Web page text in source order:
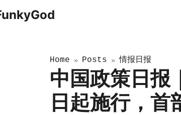
Home » Posts »情报日报
中国政策日报
日起施行，